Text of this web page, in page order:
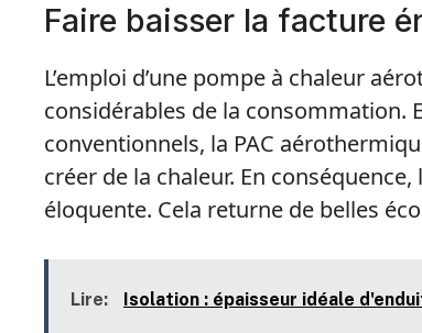
Faire baisser la facture
L’emploi d’une pompe à chaleur
considérables de la consommation.
conventionnels, la PAC
créer de la chaleur. En
éloquente. Cela returne de belles
Lire: Isolation : épaisseur idéale